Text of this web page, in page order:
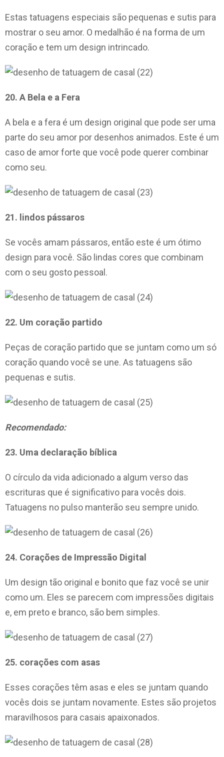
Estas tatuagens especiais são pequenas e sutis para
mostrar o seu amor. O medalhão é na forma de um
coração e tem um design intrincado.
20. A Bela e a Fera
A bela e a fera é um design original que pode ser uma
parte do seu amor por desenhos animados. Este é um
caso de amor forte que você pode querer combinar
como seu.
21. lindos pássaros
Se vocês amam pássaros, então este é um ótimo
design para você. São lindas cores que combinam
com o seu gosto pessoal.
22. Um coração partido
Peças de coração partido que se juntam como um só
coração quando você se une. As tatuagens são
pequenas e sutis.
Recomendado:
23. Uma declaração bíblica
O círculo da vida adicionado a algum verso das
escrituras que é significativo para vocês dois.
Tatuagens no pulso manterão seu sempre unido.
24. Corações de Impressão Digital
Um design tão original e bonito que faz você se unir
como um. Eles se parecem com impressões digitais
e, em preto e branco, são bem simples.
25. corações com asas
Esses corações têm asas e eles se juntam quando
vocês dois se juntam novamente. Estes são projetos
maravilhosos para casais apaixonados.